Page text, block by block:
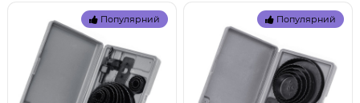
Популярний Популярний